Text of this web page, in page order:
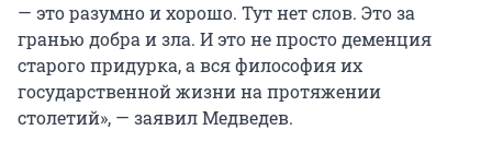
— это разумно и хорошо. Тут нет слов. Это за
гранью добра и зла. И это не просто деменция
старого придурка, а вся философия их
государственной жизни на протяжении
столетий», — заявил Медведев.